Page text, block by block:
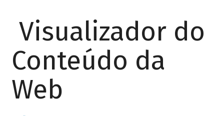
Visualizador do
Conteúdo da
Web